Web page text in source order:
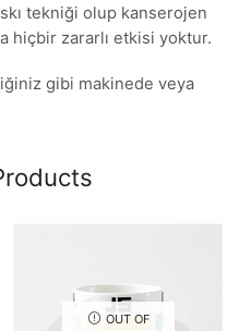
tekniği olup kanserojen
hiçbir zararlı etkisi yoktur.
gibi makinede veya
OUT OF